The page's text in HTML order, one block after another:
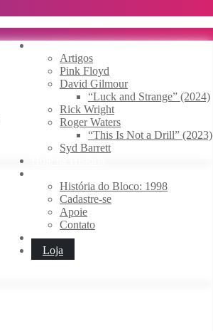
Artigos
Pink Floyd
David Gilmour
“Luck and Strange” (2024)
Rick Wright
Roger Waters
“This Is Not a Drill” (2023)
Syd Barrett
História do Bloco: 1998
Cadastre-se
Apoie
Contato
Loja